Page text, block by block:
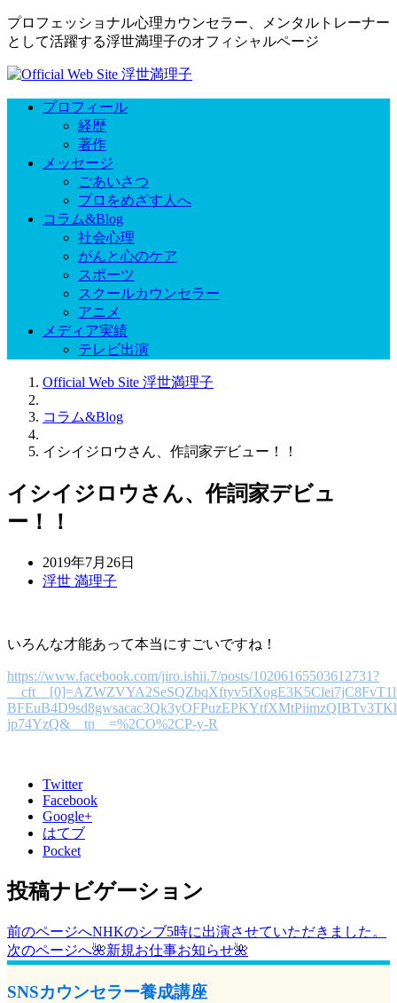
プロフェッショナル心理カウンセラー、メンタルトレーナー
として活躍する浮世満理子のオフィシャルページ
プロフィール
経歴
著作
メッセージ
ごあいさつ
プロをめざす人へ
コラム&Blog
社会心理
がんと心のケア
スポーツ
スクールカウンセラー
アニメ
メディア実績
テレビ出演
Official Web Site 浮世満理子
コラム&Blog
イシイジロウさん、作詞家デビュー！！
イシイジロウさん、作詞家デビュ
ー！！
2019年7月26日
浮世 満理子
いろんな才能あって本当にすごいですね！
https://www.facebook.com/jiro.ishii.7/posts/10206165503612731?
jp74YzQ&__tn__=%2CO%2CP-y-R
Twitter
Facebook
Google+
はてブ
Pocket
投稿ナビゲーション
前のページへNHKのシブ5時に出演させていただきました。
次のページへ🌺新規お仕事お知らせ🌺
SNSカウンセラー養成講座